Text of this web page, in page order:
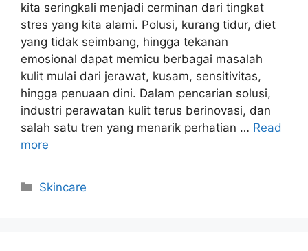
kita seringkali menjadi cerminan dari tingkat
stres yang kita alami. Polusi, kurang tidur, diet
yang tidak seimbang, hingga tekanan
emosional dapat memicu berbagai masalah
kulit mulai dari jerawat, kusam, sensitivitas,
hingga penuaan dini. Dalam pencarian solusi,
industri perawatan kulit terus berinovasi, dan
salah satu tren yang menarik perhatian … Read
more
Kategori
Skincare